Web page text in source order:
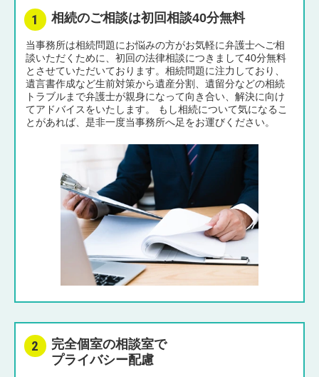
相続のご相談は初回相談40分無料
当事務所は相続問題にお悩みの方がお気軽に弁護士へご相
談いただくために、初回の法律相談につきまして40分無料
とさせていただいております。相続問題に注力しており、
遺言書作成など生前対策から遺産分割、遺留分などの相続
トラブルまで弁護士が親身になって向き合い、解決に向け
てアドバイスをいたします。 もし相続について気になるこ
とがあれば、是非一度当事務所へ足をお運びください。
完全個室の相談室で
プライバシー配慮